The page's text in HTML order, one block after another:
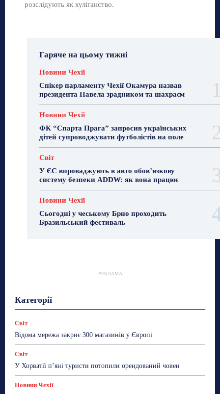
розслідують як хуліганство.
Гаряче на цьому тижні
Новини Чехії
Спікер парламенту Чехії Окамура назвав
президента Павела зрадником та шахраєм
Новини Чехії
ФК “Спарта Прага” запросив українських
дітей супроводжувати футболістів на поле
Світ
У ЄС впроваджують в авто обов’язкову
систему безпеки ADDW: як вона працює
Новини Чехії
Сьогодні у чеському Брно проходить
Бразильський фестиваль
РЕКЛАМА
Категорії
Робота
Сад та город
ТехноМанія
Топ-новини
Світ
Відома мережа закриє 300 магазинів у Європі
Світ
У Хорватії пʼяні туристи потопили орендований човен
Новини Чехії